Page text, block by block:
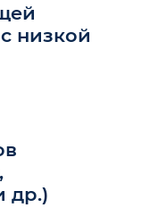
низкой
др.)